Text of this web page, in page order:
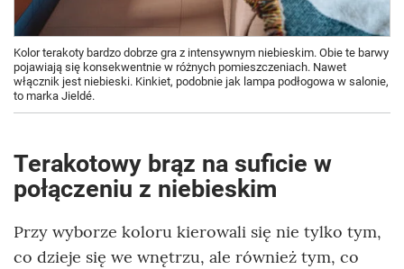
Kolor terakoty bardzo dobrze gra z intensywnym niebieskim. Obie te barwy
pojawiają się konsekwentnie w różnych pomieszczeniach. Nawet
włącznik jest niebieski. Kinkiet, podobnie jak lampa podłogowa w salonie,
to marka Jieldé.
Terakotowy brąz na suficie w
połączeniu z niebieskim
Przy wyborze koloru kierowali się nie tylko tym,
co dzieje się we wnętrzu, ale również tym, co